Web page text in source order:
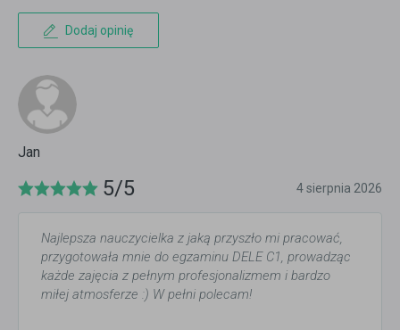
Dodaj opinię
Jan
5/5 4 sierpnia 2026
Najlepsza nauczycielka z jaką przyszło mi pracować,
przygotowała mnie do egzaminu DELE C1, prowadząc
każde zajęcia z pełnym profesjonalizmem i bardzo
miłej atmosferze :) W pełni polecam!